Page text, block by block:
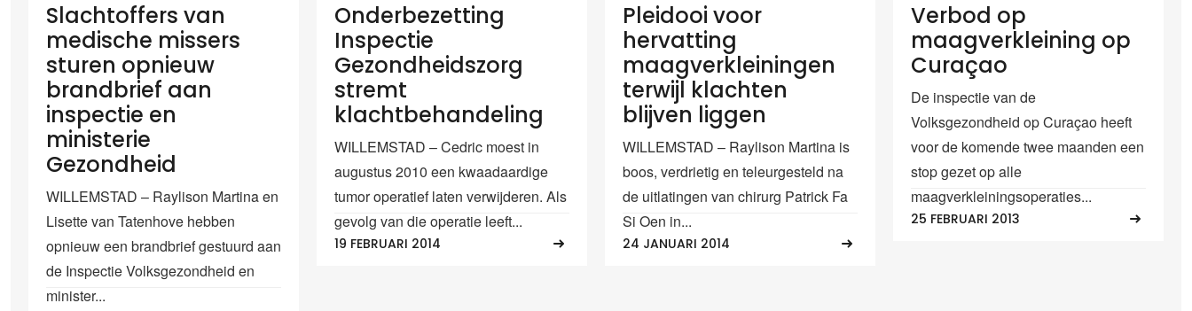
Slachtoffers van
medische missers
sturen opnieuw
brandbrief aan
inspectie en
ministerie
Gezondheid
WILLEMSTAD – Raylison Martina en
Lisette van Tatenhove hebben
opnieuw een brandbrief gestuurd aan
de Inspectie Volksgezondheid en
minister...
Onderbezetting
Inspectie
Gezondheidszorg
stremt
klachtbehandeling
WILLEMSTAD – Cedric moest in
augustus 2010 een kwaadaardige
tumor operatief laten verwijderen. Als
gevolg van die operatie leeft...
19 FEBRUARI 2014
Pleidooi voor
hervatting
maagverkleiningen
terwijl klachten
blijven liggen
WILLEMSTAD – Raylison Martina is
boos, verdrietig en teleurgesteld na
de uitlatingen van chirurg Patrick Fa
Si Oen in...
24 JANUARI 2014
Verbod op
maagverkleining op
Curaçao
De inspectie van de
Volksgezondheid op Curaçao heeft
voor de komende twee maanden een
stop gezet op alle
maagverkleiningsoperaties...
25 FEBRUARI 2013